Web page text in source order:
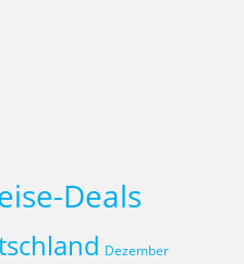
Deals
Dezember